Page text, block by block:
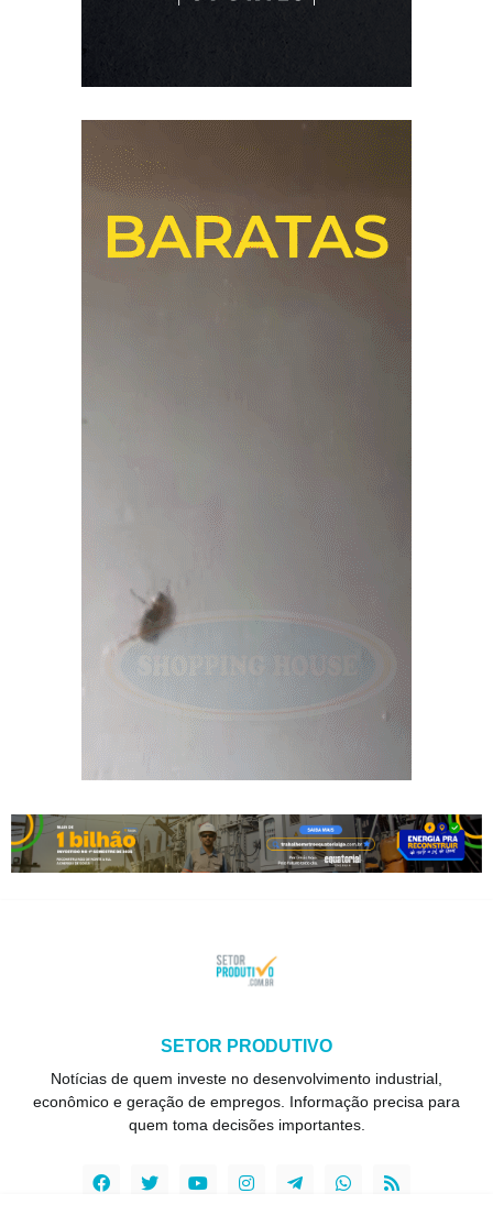
SETOR PRODUTIVO
Notícias de quem investe no desenvolvimento industrial,
econômico e geração de empregos. Informação precisa para
quem toma decisões importantes.